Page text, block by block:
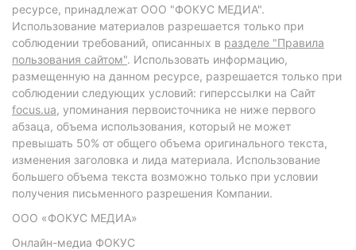
ресурсе, принадлежат ООО "ФОКУС МЕДИА".
Использование материалов разрешается только при
соблюдении требований, описанных в разделе "Правила
пользования сайтом". Использовать информацию,
размещенную на данном ресурсе, разрешается только при
соблюдении следующих условий: гиперссылки на Сайт
focus.ua, упоминания первоисточника не ниже первого
абзаца, объема использования, который не может
превышать 50% от общего объема оригинального текста,
изменения заголовка и лида материала. Использование
большего объема текста возможно только при условии
получения письменного разрешения Компании.
ООО «ФОКУС МЕДИА»
Онлайн-медиа ФОКУС